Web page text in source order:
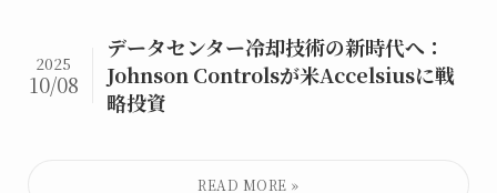
データセンター冷却技術の新時代へ：
Johnson Controlsが米Accelsiusに戦
略投資
2025
10/08